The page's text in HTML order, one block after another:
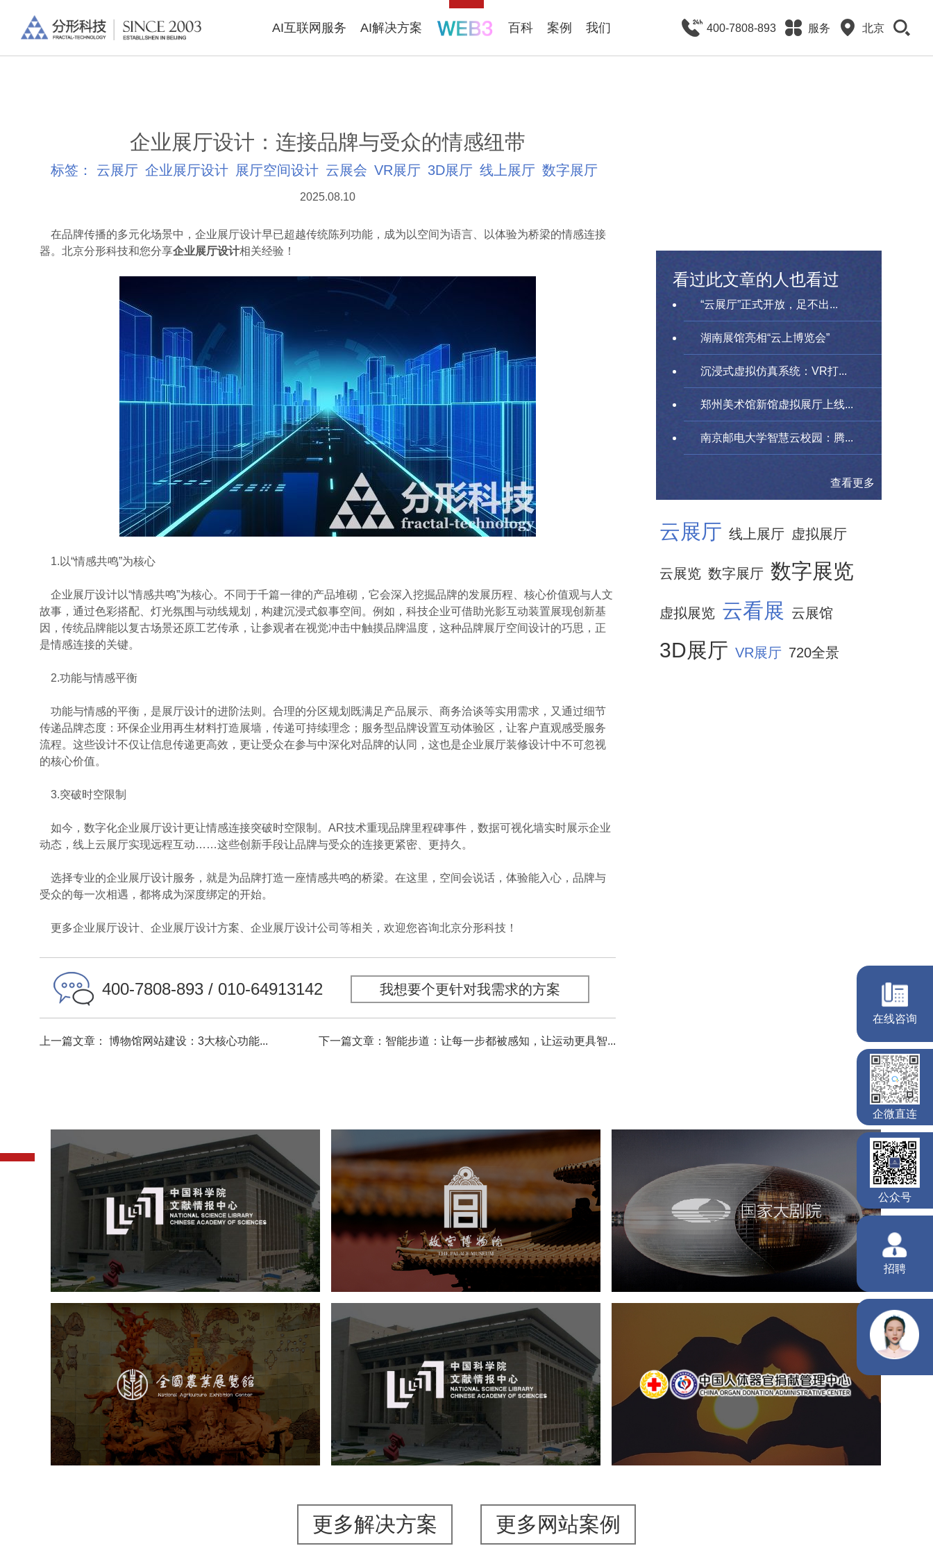
AI互联网服务 AI解决方案 百科 案例 我们 400-7808-893 服务 北京
企业展厅设计：连接品牌与受众的情感纽带
标签： 云展厅 企业展厅设计 展厅空间设计 云展会 VR展厅 3D展厅 线上展厅 数字展厅
2025.08.10
在品牌传播的多元化场景中，企业展厅设计早已超越传统陈列功能，成为以空间为语言、以体验为桥梁的情感连接
器。北京分形科技和您分享企业展厅设计相关经验！
1.以“情感共鸣”为核心
企业展厅设计以“情感共鸣”为核心。不同于千篇一律的产品堆砌，它会深入挖掘品牌的发展历程、核心价值观与人文
故事，通过色彩搭配、灯光氛围与动线规划，构建沉浸式叙事空间。例如，科技企业可借助光影互动装置展现创新基
因，传统品牌能以复古场景还原工艺传承，让参观者在视觉冲击中触摸品牌温度，这种品牌展厅空间设计的巧思，正
是情感连接的关键。
2.功能与情感平衡
功能与情感的平衡，是展厅设计的进阶法则。合理的分区规划既满足产品展示、商务洽谈等实用需求，又通过细节
传递品牌态度：环保企业用再生材料打造展墙，传递可持续理念；服务型品牌设置互动体验区，让客户直观感受服务
流程。这些设计不仅让信息传递更高效，更让受众在参与中深化对品牌的认同，这也是企业展厅装修设计中不可忽视
的核心价值。
3.突破时空限制
如今，数字化企业展厅设计更让情感连接突破时空限制。AR技术重现品牌里程碑事件，数据可视化墙实时展示企业
动态，线上云展厅实现远程互动……这些创新手段让品牌与受众的连接更紧密、更持久。
选择专业的企业展厅设计服务，就是为品牌打造一座情感共鸣的桥梁。在这里，空间会说话，体验能入心，品牌与
受众的每一次相遇，都将成为深度绑定的开始。
更多企业展厅设计、企业展厅设计方案、企业展厅设计公司等相关，欢迎您咨询北京分形科技！
400-7808-893 / 010-64913142 我想要个更针对我需求的方案
上一篇文章： 博物馆网站建设：3大核心功能... 下一篇文章：智能步道：让每一步都被感知，让运动更具智...
看过此文章的人也看过
“云展厅”正式开放，足不出...
湖南展馆亮相“云上博览会”
沉浸式虚拟仿真系统：VR打...
郑州美术馆新馆虚拟展厅上线...
南京邮电大学智慧云校园：腾...
查看更多
云展厅 线上展厅 虚拟展厅
云展览 数字展厅 数字展览
虚拟展览 云看展 云展馆
3D展厅 VR展厅 720全景
中国科学院文献情报中心
机构组织 网站建设
虚拟展厅
博物馆展厅设计
数字博物馆建设
展厅空间设计
北京展厅设计
产品展厅设计
企业展厅设计
公司展厅设计
故宫博物院
文化艺术 博物馆
智慧博物馆
博物馆网站建设
景区网站建设
文创商城
万能专题
网站代运营
国家大剧院
文化艺术 剧院 智慧展馆 展馆网站建设
农业展览馆
文化艺术 展馆网站建设
博物馆展厅设计
数字博物馆建设
展厅空间设计
企业展厅设计
公司展厅设计
北京展厅设计 产品展厅设计
中国科学院文献情报中心
机构组织 网站建设
虚拟展厅
博物馆展厅设计
数字博物馆建设
展厅空间设计
北京展厅设计
产品展厅设计
企业展厅设计
公司展厅设计
中国人体器官捐献管理中心
国企 品牌官网
网站设计
更多解决方案 更多网站案例